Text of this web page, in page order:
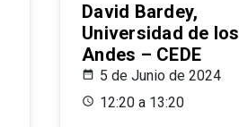
David Bardey,
Universidad de los
Andes – CEDE
5 de Junio de 2024
12:20 a 13:20